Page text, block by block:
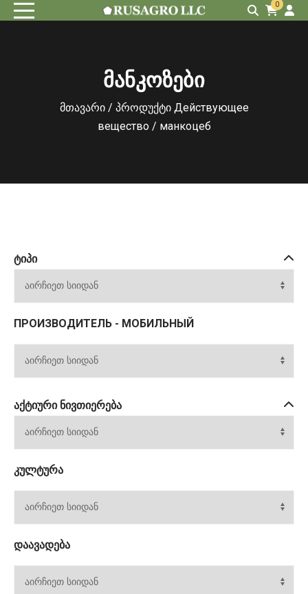
0
მანკოზები
მთავარი/ პროდუქტი Действующее
вещество / манкоцеб
ᲢᲘᲞᲘ
ПРОИЗВОДИТЕЛЬ - МОБИЛЬНЫЙ
ᲐᲥᲢᲘᲣᲠᲘ ᲜᲘᲕᲗᲘᲔᲠᲔᲑᲐ
ᲙᲣᲚᲢᲣᲠᲐ
ᲓᲐᲐᲕᲐᲓᲔᲑᲐ